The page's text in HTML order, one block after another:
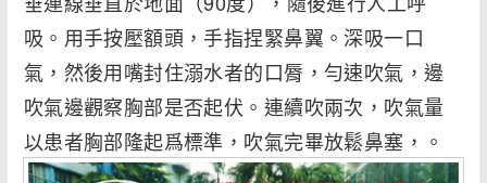
吸。用手按壓額頭，手指捏緊鼻翼。深吸一口
氣，然後用嘴封住溺水者的口脣，勻速吹氣，邊
吹氣邊觀察胸部是否起伏。連續吹兩次，吹氣量
以患者胸部隆起爲標準，吹氣完畢放鬆鼻塞，。